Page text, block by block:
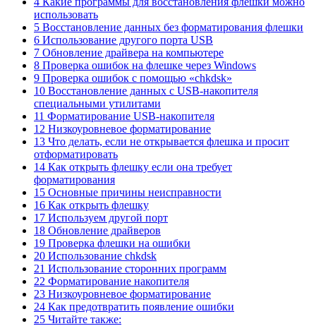
использовать
5 Восстановление данных без форматирования флешки
6 Использование другого порта USB
7 Обновление драйвера на компьютере
8 Проверка ошибок на флешке через Windows
9 Проверка ошибок с помощью «chkdsk»
10 Восстановление данных с USB-накопителя
специальными утилитами
11 Форматирование USB-накопителя
12 Низкоуровневое форматирование
13 Что делать, если не открывается флешка и просит
отформатировать
14 Как открыть флешку если она требует
форматирования
15 Основные причины неисправности
16 Как открыть флешку
17 Используем другой порт
18 Обновление драйверов
19 Проверка флешки на ошибки
20 Использование chkdsk
21 Использование сторонних программ
22 Форматирование накопителя
23 Низкоуровневое форматирование
24 Как предотвратить появление ошибки
25 Читайте также: